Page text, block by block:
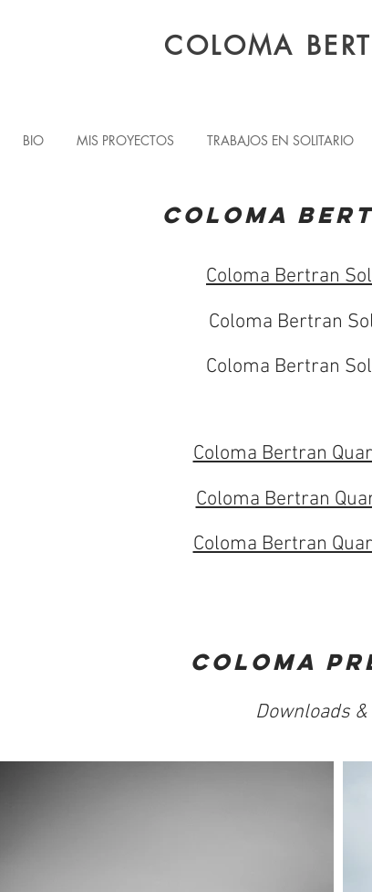
COLOMA
BIO MIS PROYECTOS TRABAJOS EN SOLITARIO
Coloma
Coloma Bertran
Coloma Bertran
Coloma Bertran
Coloma Bertran
Coloma Bertran
Coloma Bertran
Coloma
Downloads